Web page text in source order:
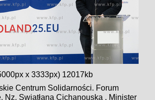
x 3333px) 12017kb
Centrum Solidarności. Forum
Nz. Swiatłana Cichanouska , Minister